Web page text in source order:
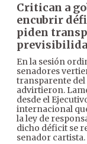
Critican a
encubrir
piden
En la sesión
senadores
transparente
advirtieron.
desde el
internacional
la ley de
dicho déficit se
senador cartista.